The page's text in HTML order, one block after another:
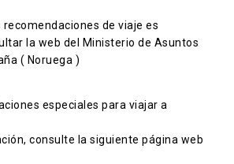
recomendaciones de viaje es
la web del Ministerio de Asuntos
( Noruega )
especiales para viajar a
consulte la siguiente página web